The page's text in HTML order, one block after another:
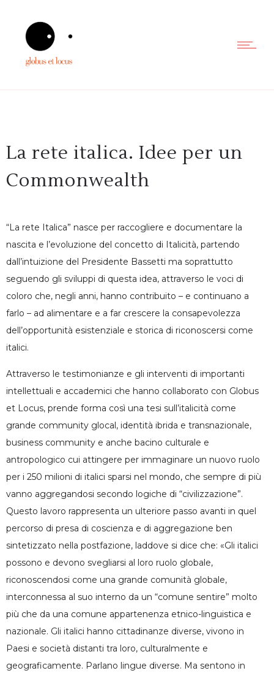
La rete italica. Idee per un
Commonwealth
“La rete Italica” nasce per raccogliere e documentare la
nascita e l’evoluzione del concetto di Italicità, partendo
dall’intuizione del Presidente Bassetti ma soprattutto
seguendo gli sviluppi di questa idea, attraverso le voci di
coloro che, negli anni, hanno contribuito – e continuano a
farlo – ad alimentare e a far crescere la consapevolezza
dell’opportunità esistenziale e storica di riconoscersi come
italici.
Attraverso le testimonianze e gli interventi di importanti
intellettuali e accademici che hanno collaborato con Globus
et Locus, prende forma così una tesi sull’italicità come
grande community glocal, identità ibrida e transnazionale,
business community e anche bacino culturale e
antropologico cui attingere per immaginare un nuovo ruolo
per i 250 milioni di italici sparsi nel mondo, che sempre di più
vanno aggregandosi secondo logiche di “civilizzazione”.
Questo lavoro rappresenta un ulteriore passo avanti in quel
percorso di presa di coscienza e di aggregazione ben
sintetizzato nella postfazione, laddove si dice che: «Gli italici
possono e devono svegliarsi al loro ruolo globale,
riconoscendosi come una grande comunità globale,
interconnessa al suo interno da un “comune sentire” molto
più che da una comune appartenenza etnico-linguistica e
nazionale. Gli italici hanno cittadinanze diverse, vivono in
Paesi e società distanti tra loro, culturalmente e
geograficamente. Parlano lingue diverse. Ma sentono in